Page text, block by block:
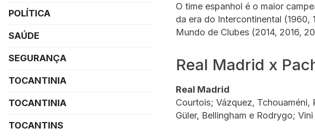
O time espanhol é o maior
da era do Intercontinental
Mundo de Clubes (2014, 2016,
Real Madrid x
Real Madrid
Courtois; Vázquez, Tchouaméni,
Güler, Bellingham e Rodrygo;
POLÍTICA
SAÚDE
SEGURANÇA
TOCANTINIA
TOCANTINIA
TOCANTINS